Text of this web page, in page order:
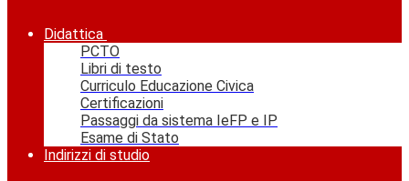
Didattica
PCTO
Libri di testo
Curriculo Educazione Civica
Certificazioni
Passaggi da sistema IeFP e IP
Esame di Stato
Indirizzi di studio